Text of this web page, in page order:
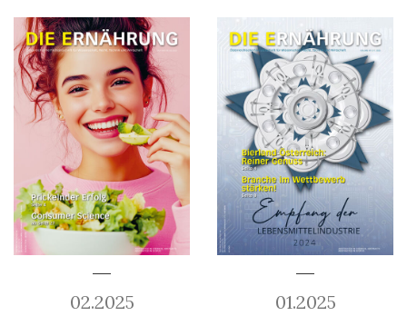
02.2025 01.2025